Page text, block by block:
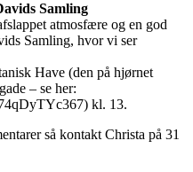
Samling
atmosfære og en god
Samling, hvor vi ser
Have (den på hjørnet
– se her:
kl. 13.
så kontakt Christa på 31